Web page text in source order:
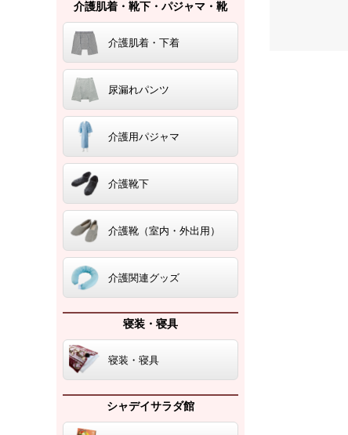
介護肌着・靴下・パジャマ・靴
介護肌着・下着
尿漏れパンツ
介護用パジャマ
介護靴下
介護靴（室内・外出用）
介護関連グッズ
寝装・寝具
寝装・寝具
シャデイサラダ館